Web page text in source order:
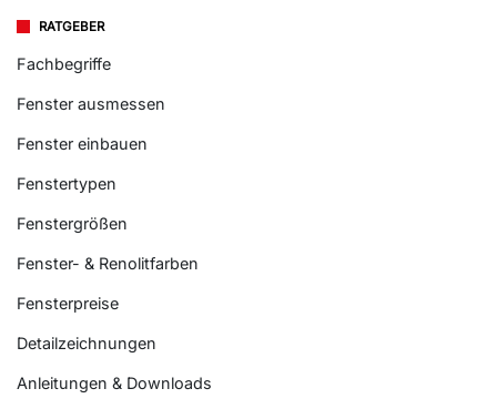
RATGEBER
Fachbegriffe
Fenster ausmessen
Fenster einbauen
Fenstertypen
Fenstergrößen
Fenster- & Renolitfarben
Fensterpreise
Detailzeichnungen
Anleitungen & Downloads